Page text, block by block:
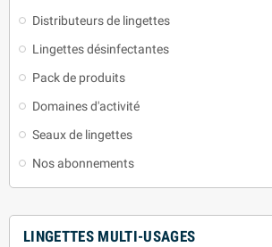
Distributeurs de lingettes
Lingettes désinfectantes
Pack de produits
Domaines d'activité
Seaux de lingettes
Nos abonnements
LINGETTES MULTI-USAGES